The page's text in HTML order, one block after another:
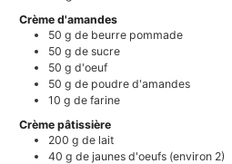
Crème d'amandes
50 g de beurre pommade
50 g de sucre
50 g d'oeuf
50 g de poudre d'amandes
10 g de farine
Crème pâtissière
200 g de lait
40 g de jaunes d'oeufs (environ 2)